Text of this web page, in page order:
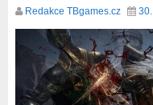
Redakce TBgames.cz 30.